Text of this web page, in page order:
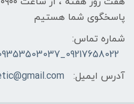
پاسخگوی شما هستیم
شماره تماس:
09217658022_09353503037 _02166836216
آدرس ایمیل: